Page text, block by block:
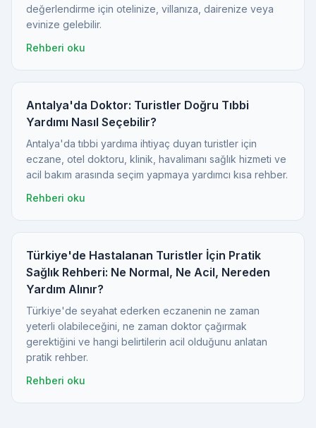
değerlendirme için otelinize, villanıza, dairenize veya
evinize gelebilir.
Rehberi oku
Antalya'da Doktor: Turistler Doğru Tıbbi
Yardımı Nasıl Seçebilir?
Antalya'da tıbbi yardıma ihtiyaç duyan turistler için
eczane, otel doktoru, klinik, havalimanı sağlık hizmeti ve
acil bakım arasında seçim yapmaya yardımcı kısa rehber.
Rehberi oku
Türkiye'de Hastalanan Turistler İçin Pratik
Sağlık Rehberi: Ne Normal, Ne Acil, Nereden
Yardım Alınır?
Türkiye'de seyahat ederken eczanenin ne zaman
yeterli olabileceğini, ne zaman doktor çağırmak
gerektiğini ve hangi belirtilerin acil olduğunu anlatan
pratik rehber.
Rehberi oku